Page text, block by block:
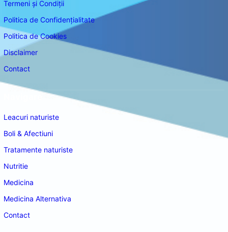
Termeni și Condiții
Politica de Confidențialitate
Politica de Cookies
Disclaimer
Contact
Leacuri naturiste
Boli & Afectiuni
Tratamente naturiste
Nutritie
Medicina
Medicina Alternativa
Contact